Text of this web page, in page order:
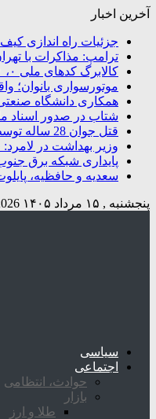
آخرین اخبار
جزئیات راه اندازی
ترامپ: مذاکرات با
کالابرگ کدهای ملی ۰، ۱ و ۲ شارژ شد
موتورسواری بانوان؛
همکاری دانشگاه
شتاب در صدور اسناد
قتل جوان 28 ساله توسط قاتل 15 ساله در کازرون
وزیر بهداشت در
پایداری شبکه برق
سعدیه و حافظیه،
پنجشنبه , ۱۵ مرداد ۱۴۰۵ - 08 - 06
سیاسی
اجتماعی
حوادث، انتظامی
بازار
طلا و ارز